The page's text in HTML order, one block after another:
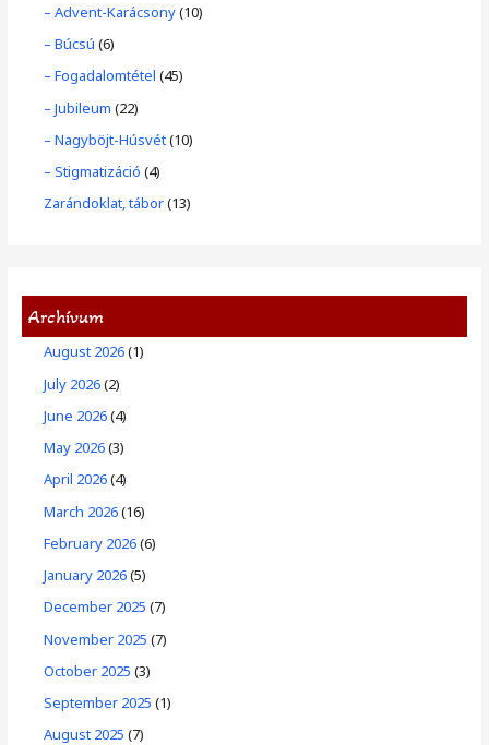
– Advent-Karácsony(10)
– Búcsú (6)
– Fogadalomtétel (45)
– Jubileum (22)
– Nagyböjt-Húsvét(10)
– Stigmatizáció (4)
Zarándoklat, tábor(13)
Archívum
August 2026(1)
July 2026(2)
June 2026(4)
May 2026(3)
April 2026(4)
March 2026(16)
February 2026(6)
January 2026(5)
December 2025 (7)
November 2025 (7)
October 2025 (3)
September 2025 (1)
August 2025 (7)